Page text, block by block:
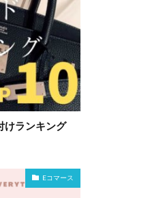
けランキング
Eコマース